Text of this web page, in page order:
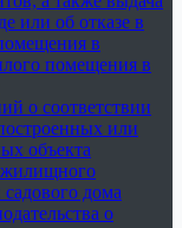
или об отказе в
в
помещения в
о соответствии
или
объекта
жилищного
садового дома
о